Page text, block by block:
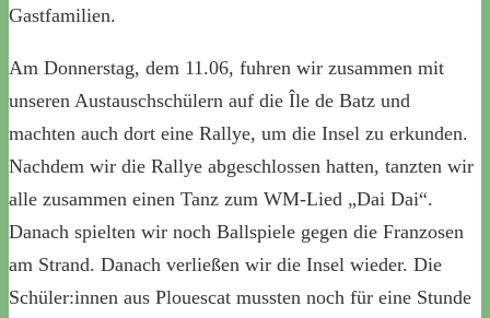
Gastfamilien.
Am Donnerstag, dem 11.06, fuhren wir zusammen mit
unseren Austauschschülern auf die Île de Batz und
machten auch dort eine Rallye, um die Insel zu erkunden.
Nachdem wir die Rallye abgeschlossen hatten, tanzten wir
alle zusammen einen Tanz zum WM-Lied „Dai Dai“.
Danach spielten wir noch Ballspiele gegen die Franzosen
am Strand. Danach verließen wir die Insel wieder. Die
Schüler:innen aus Plouescat mussten noch für eine Stunde